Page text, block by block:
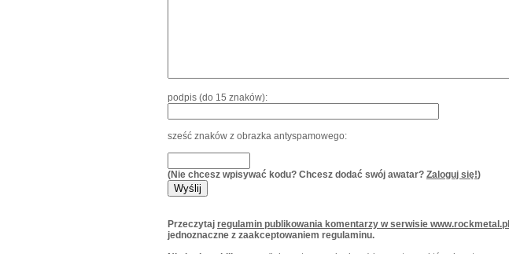
podpis (do 15 znaków):
sześć znaków z obrazka antyspamowego:
(Nie chcesz wpisywać kodu? Chcesz dodać swój awatar? Zaloguj się!)
Przeczytaj regulamin publikowania komentarzy w serwisie www.rockmetal.pl
jednoznaczne z zaakceptowaniem regulaminu.